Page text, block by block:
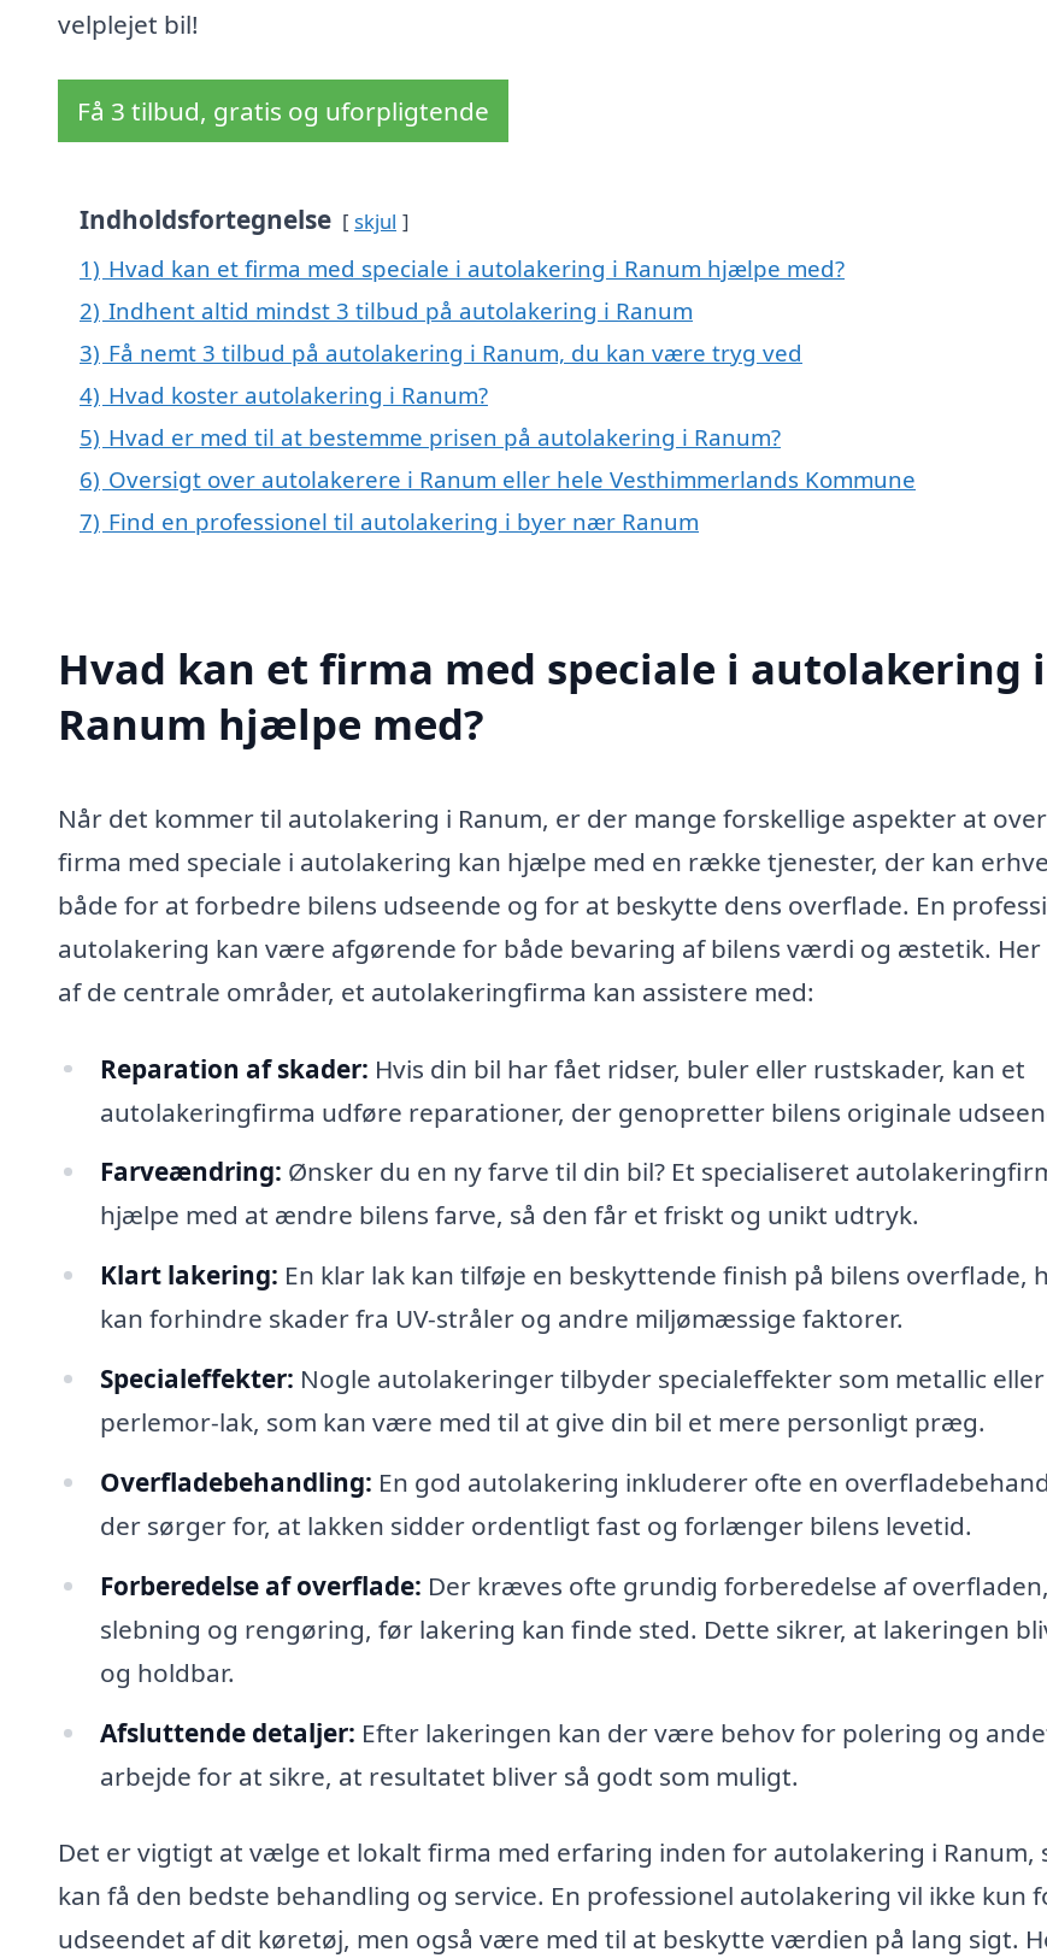
velplejet bil!
Få 3 tilbud, gratis og uforpligtende
Indholdsfortegnelse skjul
1) Hvad kan et firma med speciale i autolakering i Ranum hjælpe med?
2) Indhent altid mindst 3 tilbud på autolakering i Ranum
3) Få nemt 3 tilbud på autolakering i Ranum, du kan være tryg ved
4) Hvad koster autolakering i Ranum?
5) Hvad er med til at bestemme prisen på autolakering i Ranum?
6) Oversigt over autolakerere i Ranum eller hele Vesthimmerlands Kommune
7) Find en professionel til autolakering i byer nær Ranum
Hvad kan et firma med speciale i autolakering i
Ranum hjælpe med?
Når det kommer til autolakering i Ranum, er der mange forskellige aspekter at
firma med speciale i autolakering kan hjælpe med en række tjenester, der kan
både for at forbedre bilens udseende og for at beskytte dens overflade. En
autolakering kan være afgørende for både bevaring af bilens værdi og æstetik. Her
af de centrale områder, et autolakeringfirma kan assistere med:
Reparation af skader: Hvis din bil har fået ridser, buler eller rustskader, kan et
autolakeringfirma udføre reparationer, der genopretter bilens originale
Farveændring: Ønsker du en ny farve til din bil? Et specialiseret
hjælpe med at ændre bilens farve, så den får et friskt og unikt udtryk.
Klart lakering: En klar lak kan tilføje en beskyttende finish på bilens overflade,
kan forhindre skader fra UV-stråler og andre miljømæssige faktorer.
Specialeffekter: Nogle autolakeringer tilbyder specialeffekter som metallic eller
perlemor-lak, som kan være med til at give din bil et mere personligt præg.
Overfladebehandling: En god autolakering inkluderer ofte en
der sørger for, at lakken sidder ordentligt fast og forlænger bilens levetid.
Forberedelse af overflade: Der kræves ofte grundig forberedelse af
slebning og rengøring, før lakering kan finde sted. Dette sikrer, at lakeringen
og holdbar.
Afsluttende detaljer: Efter lakeringen kan der være behov for polering og
arbejde for at sikre, at resultatet bliver så godt som muligt.
Det er vigtigt at vælge et lokalt firma med erfaring inden for autolakering i Ranum,
kan få den bedste behandling og service. En professionel autolakering vil ikke kun
udseendet af dit køretøj, men også være med til at beskytte værdien på lang sigt.